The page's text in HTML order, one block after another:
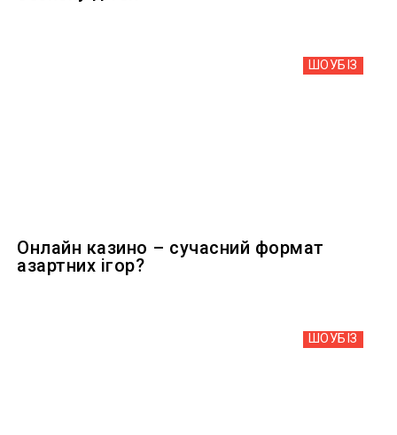
ШОУБIЗ
Онлайн казино – сучасний формат
азартних ігор?
ШОУБIЗ